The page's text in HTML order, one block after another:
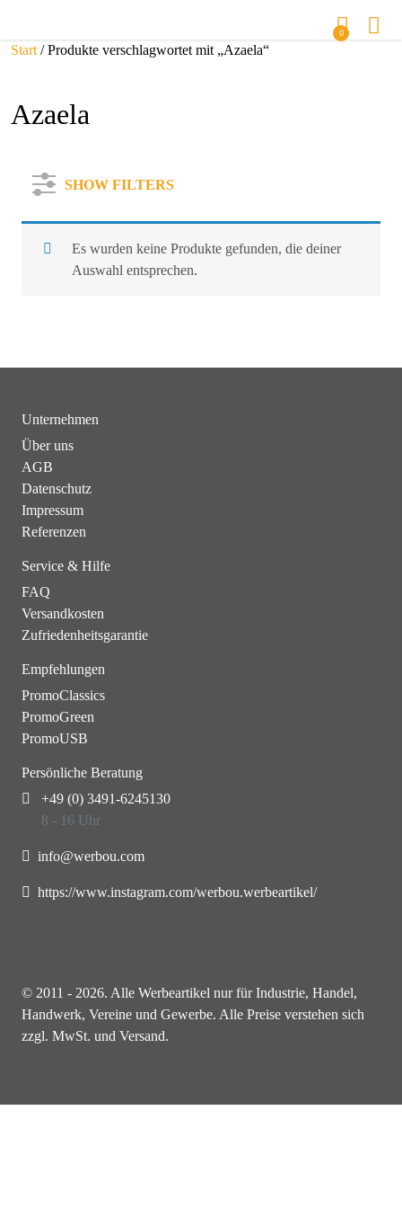
0
Start / Produkte verschlagwortet mit „Azaela“
Azaela
SHOW FILTERS
Es wurden keine Produkte gefunden, die deiner
Auswahl entsprechen.
Unternehmen
Über uns
AGB
Datenschutz
Impressum
Referenzen
Service & Hilfe
FAQ
Versandkosten
Zufriedenheitsgarantie
Empfehlungen
PromoClassics
PromoGreen
PromoUSB
Persönliche Beratung
+49 (0) 3491-6245130
8 - 16 Uhr
info@werbou.com
https://www.instagram.com/werbou.werbeartikel/
© 2011 - 2026. Alle Werbeartikel nur für Industrie, Handel,
Handwerk, Vereine und Gewerbe. Alle Preise verstehen sich
zzgl. MwSt. und Versand.